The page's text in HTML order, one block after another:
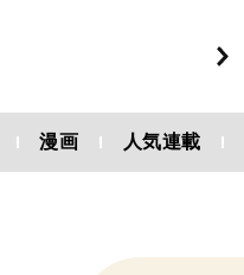
漫画 人気連載